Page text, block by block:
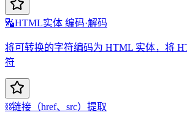
🔣HTML实体 编码·解码
将可转换的字符编码为 HTML 实体，将
符
⛓️链接（href、src）提取